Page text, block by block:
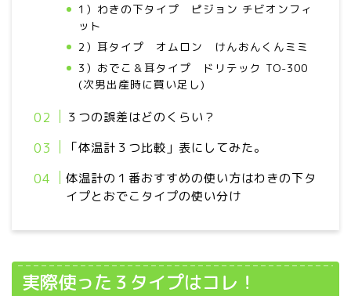
1）わきの下タイプ ピジョン チビオンフィ
ット
2）耳タイプ オムロン けんおんくんミミ
3）おでこ＆耳タイプ ドリテック TO-300
(次男出産時に買い足し)
３つの誤差はどのくらい？
「体温計３つ比較」表にしてみた。
体温計の１番おすすめの使い方はわきの下タ
イプとおでこタイプの使い分け
実際使った３タイプはコレ！